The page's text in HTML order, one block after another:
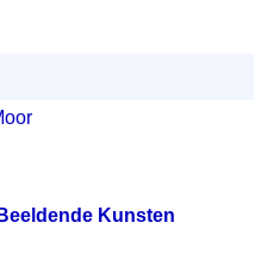
Kunsten